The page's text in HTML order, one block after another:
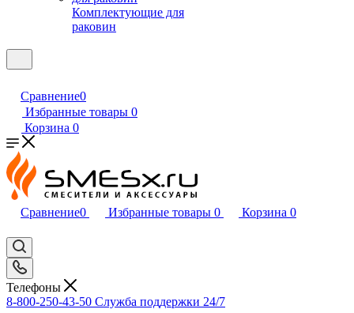
Комплектующие для
раковин
Сравнение0
Избранные товары 0
Корзина 0
Сравнение0 Избранные товары 0 Корзина 0
Телефоны
8-800-250-43-50 Служба поддержки 24/7